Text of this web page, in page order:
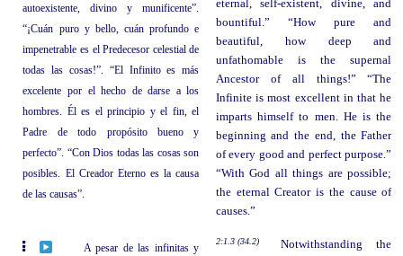
autoexistente, divino y munificente”.
“¡Cuán puro y bello, cuán profundo e
impenetrable es el Predecesor celestial de
todas las cosas!”. “El Infinito es más
excelente por el hecho de darse a los
hombres. Él es el principio y el fin, el
Padre de todo propósito bueno y
perfecto”. “Con Dios todas las cosas son
posibles. El Creador Eterno es la causa
de las causas”.
eternal, self-existent, divine, and
bountiful.” “How pure and
beautiful, how deep and
unfathomable is the supernal
Ancestor of all things!” “The
Infinite is most excellent in that he
imparts himself to men. He is the
beginning and the end, the Father
of every good and perfect purpose.”
“With God all things are possible;
the eternal Creator is the cause of
causes.”
A pesar de las infinitas y
2:1.3 (34.2)
Notwithstanding the